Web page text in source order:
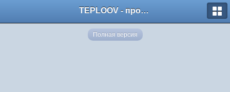
TEPLOOV - программный комплекс для расчёта систем отопления и вентиляции
Полная версия